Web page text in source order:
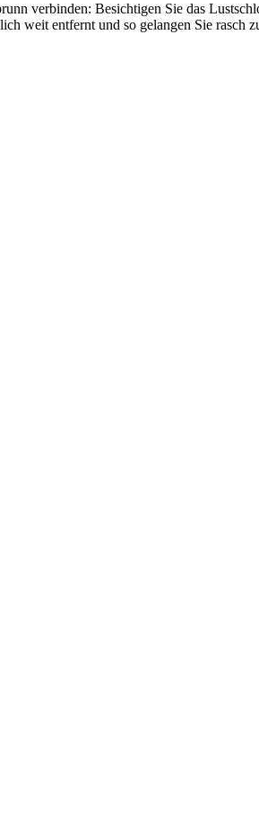
verbinden: Besichtigen Sie das
weit entfernt und so gelangen Sie